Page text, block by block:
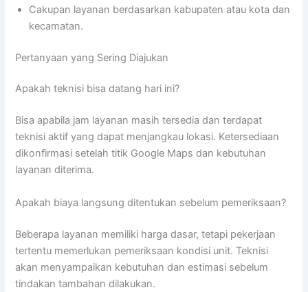
Cakupan layanan berdasarkan kabupaten atau kota dan
kecamatan.
Pertanyaan yang Sering Diajukan
Apakah teknisi bisa datang hari ini?
Bisa apabila jam layanan masih tersedia dan terdapat
teknisi aktif yang dapat menjangkau lokasi. Ketersediaan
dikonfirmasi setelah titik Google Maps dan kebutuhan
layanan diterima.
Apakah biaya langsung ditentukan sebelum pemeriksaan?
Beberapa layanan memiliki harga dasar, tetapi pekerjaan
tertentu memerlukan pemeriksaan kondisi unit. Teknisi
akan menyampaikan kebutuhan dan estimasi sebelum
tindakan tambahan dilakukan.